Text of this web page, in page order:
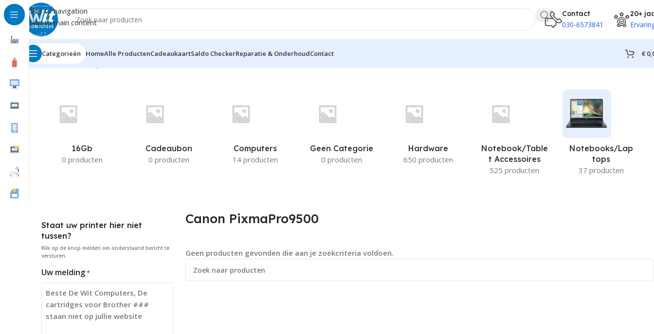
Skip to navigation
Skip to main content
Contact
030-6573841
20+
Categorieën HomeAlle ProductenCadeaukaartSaldo CheckerReparatie & OnderhoudContact €
Home Product Compatible Printers
16Gb
0 producten
Cadeaubon
0 producten
Computers
14 producten
Geen Categorie
0 producten
Hardware
650 producten
Notebook/Table
T Accessoires
525 producten
Notebooks/Lap
Tops
37 producten
Staat uw printer hier niet
tussen?
Klik op de knop melden om onderstaand bericht te
versturen.
Uw melding*
Canon PixmaPro9500
Geen producten gevonden die aan je zoekcriteria voldoen.